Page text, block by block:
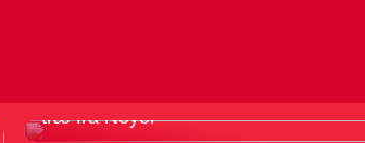
Fordele ved at bruge en knivmagnet i
træ fra Noyer